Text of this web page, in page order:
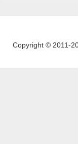
Copyright © 2011-